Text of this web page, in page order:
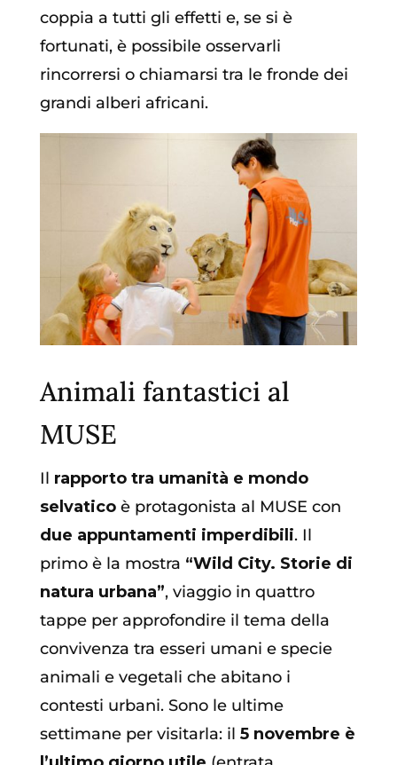
coppia a tutti gli effetti e, se si è
fortunati, è possibile osservarli
rincorrersi o chiamarsi tra le fronde dei
grandi alberi africani.
Animali fantastici al
MUSE
Il rapporto tra umanità e mondo
selvaticoè protagonista al MUSE con
due appuntamenti imperdibili. Il
primo è la mostra “Wild City. Storie di
natura urbana”, viaggio in quattro
tappe per approfondire il tema della
convivenza tra esseri umani e specie
animali e vegetali che abitano i
contesti urbani. Sono le ultime
settimane per visitarla: il 5 novembre è